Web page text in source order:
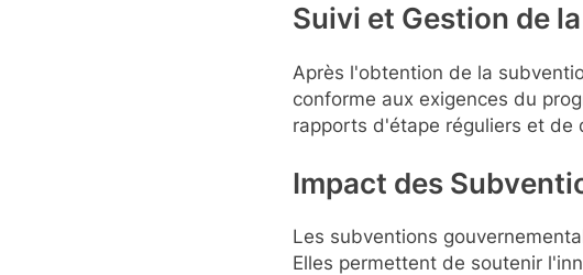
Suivi et Gestion de
Après l'obtention de la
conforme aux exigences du
rapports d'étape réguliers et de
Impact des
Les subventions
Elles permettent de soutenir